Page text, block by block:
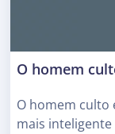
O homem
O homem culto
mais